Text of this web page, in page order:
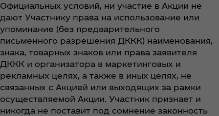
Официальных условий, ни участие в Акции не
дают Участнику права на использование или
упоминание (без предварительного
письменного разрешения ДККК) наименования,
знака, товарных знаков или права заявителя
ДККК и организатора в маркетинговых и
рекламных целях, а также в иных целях, не
связанных с Акцией или выходящих за рамки
осуществляемой Акции. Участник признает и
никогда не поставит под сомнение законность